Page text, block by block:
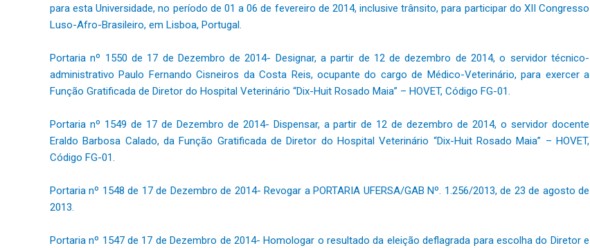
para esta Universidade, no período de 01 a 06 de fevereiro de 2014, inclusive trânsito, para participar do XII Congresso
Luso-Afro-Brasileiro, em Lisboa, Portugal.
Portaria nº 1550 de 17 de Dezembro de 2014- Designar, a partir de 12 de dezembro de 2014, o servidor técnico-
administrativo Paulo Fernando Cisneiros da Costa Reis, ocupante do cargo de Médico-Veterinário, para exercer a
Função Gratificada de Diretor do Hospital Veterinário “Dix-Huit Rosado Maia” – HOVET, Código FG-01.
Portaria nº 1549 de 17 de Dezembro de 2014- Dispensar, a partir de 12 de dezembro de 2014, o servidor docente
Eraldo Barbosa Calado, da Função Gratificada de Diretor do Hospital Veterinário “Dix-Huit Rosado Maia” – HOVET,
Código FG-01.
Portaria nº 1548 de 17 de Dezembro de 2014- Revogar a PORTARIA UFERSA/GAB Nº. 1.256/2013, de 23 de agosto de
2013.
Portaria nº 1547 de 17 de Dezembro de 2014- Homologar o resultado da eleição deflagrada para escolha do Diretor e